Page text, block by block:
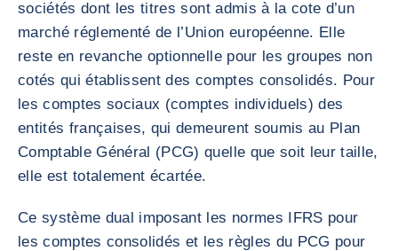
sociétés dont les titres sont admis à la cote d’un
marché réglementé de l’Union européenne. Elle
reste en revanche optionnelle pour les groupes non
cotés qui établissent des comptes consolidés. Pour
les comptes sociaux (comptes individuels) des
entités françaises, qui demeurent soumis au Plan
Comptable Général (PCG) quelle que soit leur taille,
elle est totalement écartée.
Ce système dual imposant les normes IFRS pour
les comptes consolidés et les règles du PCG pour